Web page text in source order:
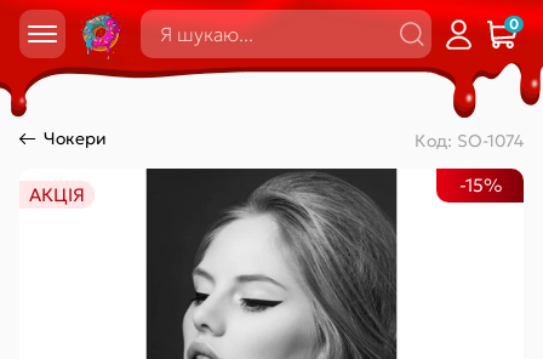
0
Чокери Код: SO-1074
АКЦІЯ -15%